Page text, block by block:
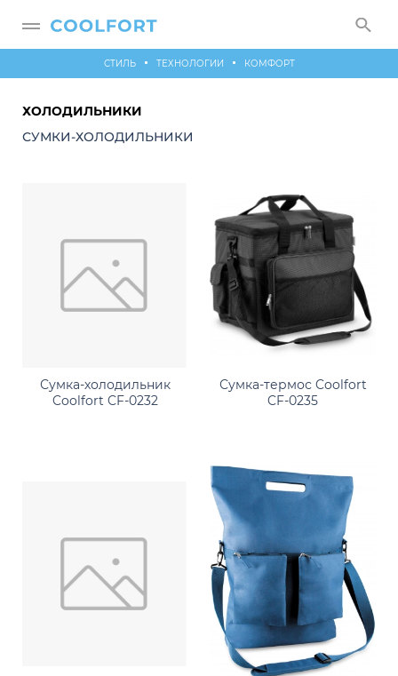
СТИЛЬ ТЕХНОЛОГИИ КОМФОРТ
ХОЛОДИЛЬНИКИ
СУМКИ-ХОЛОДИЛЬНИКИ
Сумка-холодильник
Coolfort CF-0232
Сумка-термос Coolfort
CF-0235